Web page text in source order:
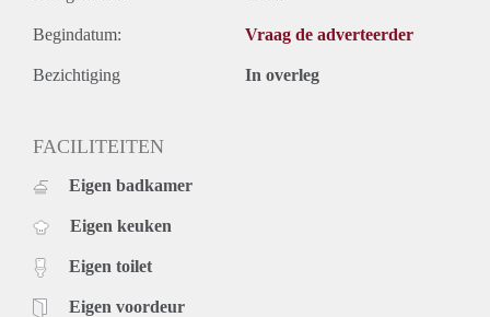
Begindatum: Vraag de adverteerder
Bezichtiging In overleg
FACILITEITEN
Eigen badkamer
Eigen keuken
Eigen toilet
Eigen voordeur